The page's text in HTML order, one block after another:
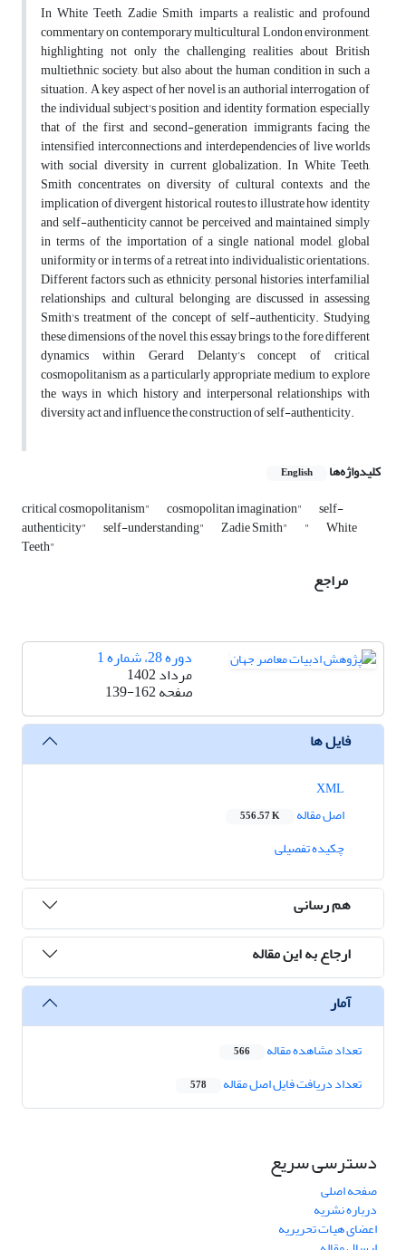
In White Teeth, Zadie Smith imparts a realistic and profound
commentary on contemporary multicultural London environment,
highlighting not only the challenging realities about British
multiethnic society, but also about the human condition in such a
situation. A key aspect of her novel is an authorial interrogation of
the individual subject's position and identity formation, especially
that of the first and second-generation immigrants facing the
intensified interconnections and interdependencies of live worlds
with social diversity in current globalization. In White Teeth,
Smith concentrates on diversity of cultural contexts and the
implication of divergent historical routes to illustrate how identity
and self-authenticity cannot be perceived and maintained simply
in terms of the importation of a single national model, global
uniformity or in terms of a retreat into individualistic orientations.
Different factors such as ethnicity, personal histories, interfamilial
relationships, and cultural belonging are discussed in assessing
Smith's treatment of the concept of self-authenticity. Studying
these dimensions of the novel, this essay brings to the fore different
dynamics within Gerard Delanty’s concept of critical
cosmopolitanism as a particularly appropriate medium to explore
the ways in which history and interpersonal relationships with
diversity act and influence the construction of self-authenticity.
کلیدواژه‌ها English
critical cosmopolitanism" cosmopolitan imagination" self-
authenticity" self-understanding" Zadie Smith" " White
Teeth"
مراجع
دوره 28، شماره 1
مرداد 1402
صفحه139-162
فایل ها
اصل مقاله
556.57 K
چکیده تفصیلی
هم رسانی
ارجاع به این مقاله
آمار
تعداد مشاهده مقاله 566
تعداد دریافت فایل اصل مقاله 578
دسترسی سریع
صفحه اصلی
درباره نشریه
اعضای هیات تحریریه